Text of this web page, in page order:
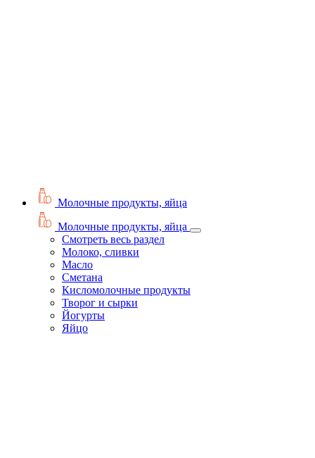
Молочные продукты, яйца
Молочные продукты, яйца
Смотреть весь раздел
Молоко, сливки
Масло
Сметана
Кисломолочные продукты
Творог и сырки
Йогурты
Яйцо